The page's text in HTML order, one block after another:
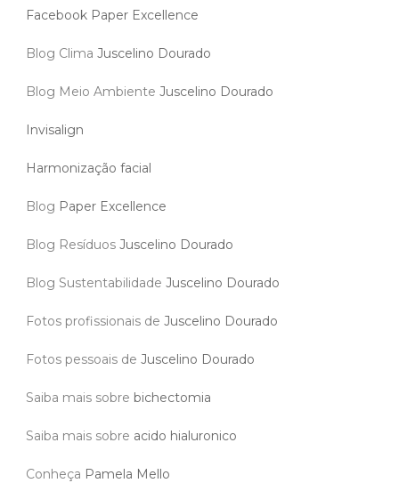
Facebook Paper Excellence
Blog Clima Juscelino Dourado
Blog Meio Ambiente Juscelino Dourado
Invisalign
Harmonização facial
Blog Paper Excellence
Blog Resíduos Juscelino Dourado
Blog Sustentabilidade Juscelino Dourado
Fotos profissionais de Juscelino Dourado
Fotos pessoais de Juscelino Dourado
Saiba mais sobre bichectomia
Saiba mais sobre acido hialuronico
Conheça Pamela Mello